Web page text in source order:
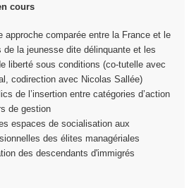
cours
approche comparée entre la France et le
de la jeunesse dite délinquante et les
liberté sous conditions (co-tutelle avec
codirection avec Nicolas Sallée)
de l’insertion entre catégories d’action
de gestion
espaces de socialisation aux
des élites managériales
des descendants d'immigrés